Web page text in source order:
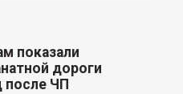
показали
дороги
после ЧП